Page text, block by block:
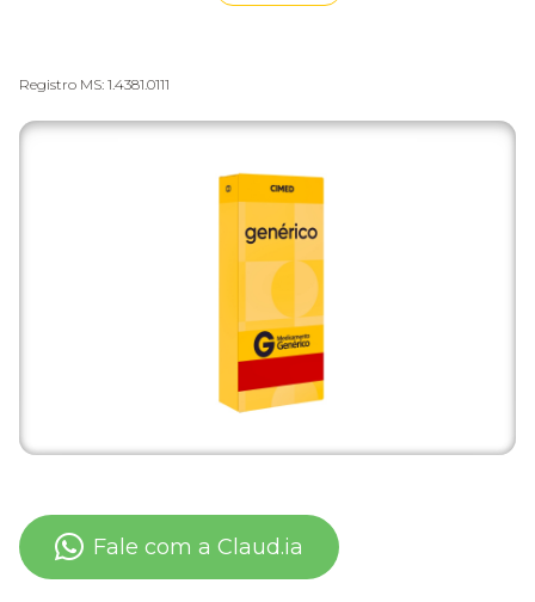
Registro MS: 1.4381.0111
Fale com a Claud.ia